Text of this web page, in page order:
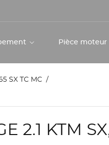
Pièce moteur
SX TC MC
2.1 KTM